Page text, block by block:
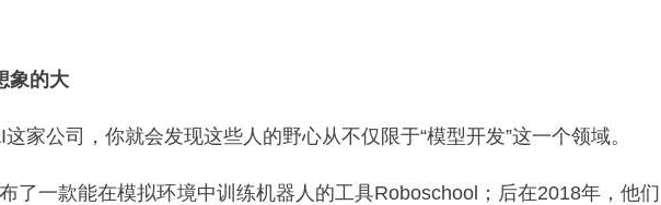
象的大
家公司，你就会发现这些人的野心从不仅限于“模型开发”这一个领域。
了一款能在模拟环境中训练机器人的工具Roboschool；后在2018年，他们